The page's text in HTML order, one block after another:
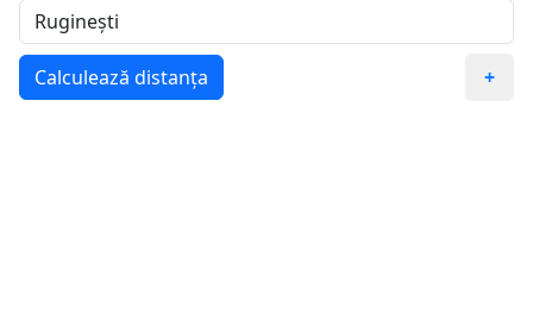
Calculează distanța +